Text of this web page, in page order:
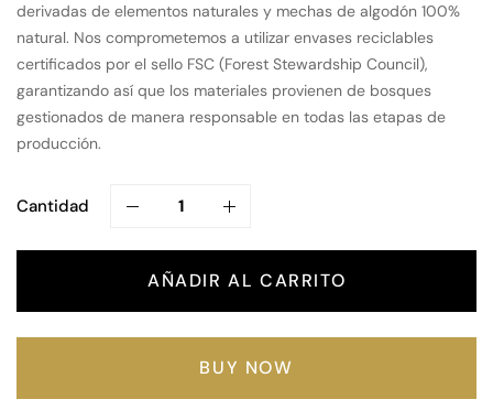
derivadas de elementos naturales y mechas de algodón 100%
natural. Nos comprometemos a utilizar envases reciclables
certificados por el sello FSC (Forest Stewardship Council),
garantizando así que los materiales provienen de bosques
gestionados de manera responsable en todas las etapas de
producción.
Cantidad
AÑADIR AL CARRITO
BUY NOW